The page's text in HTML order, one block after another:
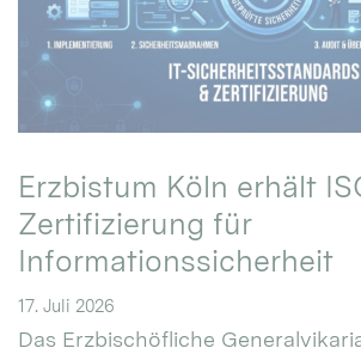
Erzbistum Köln erhält
Zertifizierung für
Informationssicherheit
17. Juli 2026
Das Erzbischöfliche